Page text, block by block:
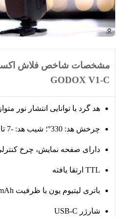
مشخصات شاخص فلاش
GODOX V1-C
هد گرد با توانایی انتشار نور
چرخش هد: 330°؛ شیب هد: -7 تا 120°
دارای صفحه نمایش، چرخ
TTL ارتقا یافته
باتری لیتیوم یون با ظرفیت 2600mAh
شارژر USB-C